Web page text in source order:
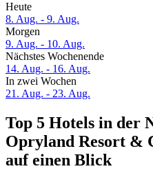
Heute
8. Aug. - 9. Aug.
Morgen
9. Aug. - 10. Aug.
Nächstes Wochenende
14. Aug. - 16. Aug.
In zwei Wochen
21. Aug. - 23. Aug.
Top 5 Hotels in der
Opryland Resort &
auf einen Blick